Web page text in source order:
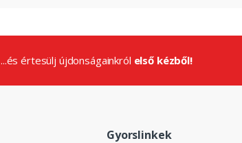
...és értesülj újdonságainkról első kézből!
Gyorslinkek